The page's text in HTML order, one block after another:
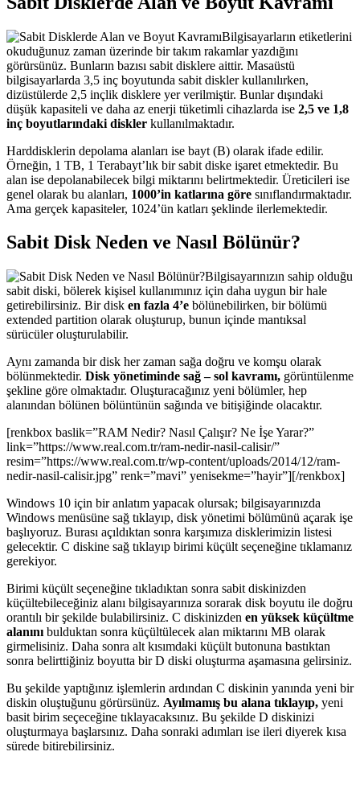
Bilgisayarların etiketlerini
okuduğunuz zaman üzerinde bir takım rakamlar yazdığını
görürsünüz. Bunların bazısı sabit disklere aittir. Masaüstü
bilgisayarlarda 3,5 inç boyutunda sabit diskler kullanılırken,
dizüstülerde 2,5 inçlik disklere yer verilmiştir. Bunlar dışındaki
düşük kapasiteli ve daha az enerji tüketimli cihazlarda ise 2,5 ve 1,8
inç boyutlarındaki diskler kullanılmaktadır.
Harddisklerin depolama alanları ise bayt (B) olarak ifade edilir.
Örneğin, 1 TB, 1 Terabayt’lık bir sabit diske işaret etmektedir. Bu
alan ise depolanabilecek bilgi miktarını belirtmektedir. Üreticileri ise
genel olarak bu alanları, 1000’in katlarına göre sınıflandırmaktadır.
Ama gerçek kapasiteler, 1024’ün katları şeklinde ilerlemektedir.
Sabit Disk Neden ve Nasıl Bölünür?
Bilgisayarınızın sahip olduğu
sabit diski, bölerek kişisel kullanımınız için daha uygun bir hale
getirebilirsiniz. Bir disk en fazla 4’e bölünebilirken, bir bölümü
extended partition olarak oluşturup, bunun içinde mantıksal
sürücüler oluşturulabilir.
Aynı zamanda bir disk her zaman sağa doğru ve komşu olarak
bölünmektedir. Disk yönetiminde sağ – sol kavramı, görüntülenme
şekline göre olmaktadır. Oluşturacağınız yeni bölümler, hep
alanından bölünen bölüntünün sağında ve bitişiğinde olacaktır.
[renkbox baslik=”RAM Nedir? Nasıl Çalışır? Ne İşe Yarar?”
link=”https://www.real.com.tr/ram-nedir-nasil-calisir/”
resim=”https://www.real.com.tr/wp-content/uploads/2014/12/ram-
nedir-nasil-calisir.jpg” renk=”mavi” yenisekme=”hayir”][/renkbox]
Windows 10 için bir anlatım yapacak olursak; bilgisayarınızda
Windows menüsüne sağ tıklayıp, disk yönetimi bölümünü açarak işe
başlıyoruz. Burası açıldıktan sonra karşımıza disklerimizin listesi
gelecektir. C diskine sağ tıklayıp birimi küçült seçeneğine tıklamanız
gerekiyor.
Birimi küçült seçeneğine tıkladıktan sonra sabit diskinizden
küçültebileceğiniz alanı bilgisayarınıza sorarak disk boyutu ile doğru
orantılı bir şekilde bulabilirsiniz. C diskinizden en yüksek küçültme
alanını bulduktan sonra küçültülecek alan miktarını MB olarak
girmelisiniz. Daha sonra alt kısımdaki küçült butonuna bastıktan
sonra belirttiğiniz boyutta bir D diski oluşturma aşamasına gelirsiniz.
Bu şekilde yaptığınız işlemlerin ardından C diskinin yanında yeni bir
diskin oluştuğunu görürsünüz. Ayılmamış bu alana tıklayıp, yeni
basit birim seçeceğine tıklayacaksınız. Bu şekilde D diskinizi
oluşturmaya başlarsınız. Daha sonraki adımları ise ileri diyerek kısa
sürede bitirebilirsiniz.